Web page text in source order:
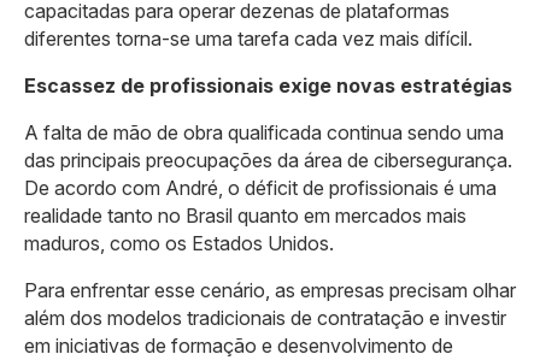
capacitadas para operar dezenas de plataformas
diferentes torna-se uma tarefa cada vez mais difícil.
Escassez de profissionais exige novas estratégias
A falta de mão de obra qualificada continua sendo uma
das principais preocupações da área de cibersegurança.
De acordo com André, o déficit de profissionais é uma
realidade tanto no Brasil quanto em mercados mais
maduros, como os Estados Unidos.
Para enfrentar esse cenário, as empresas precisam olhar
além dos modelos tradicionais de contratação e investir
em iniciativas de formação e desenvolvimento de